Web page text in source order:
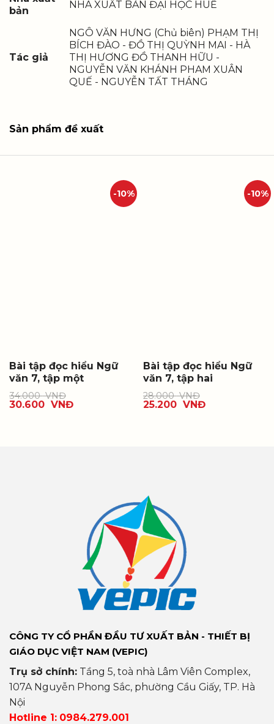
bản
NHÀ XUẤT BẢN ĐẠI HỌC HUẾ
Tác giả
NGÔ VĂN HƯNG (Chủ biên) PHẠM THỊ
BÍCH ĐÀO - ĐỒ THỊ QUỲNH MAI - HÀ
THỊ HƯƠNG ĐỒ THANH HỮU -
NGUYỄN VĂN KHÁNH PHAM XUÂN
QUẾ - NGUYỄN TẤT THÁNG
Sản phẩm đề xuất
-10%
Bài tập đọc hiểu Ngữ
văn 7, tập một
34.000VNĐ
30.600 VNĐ
-10%
Bài tập đọc hiểu Ngữ
văn 7, tập hai
28.000VNĐ
25.200 VNĐ
CÔNG TY CỔ PHẦN ĐẦU TƯ XUẤT BẢN - THIẾT BỊ
GIÁO DỤC VIỆT NAM (VEPIC)
Trụ sở chính: Tầng 5, toà nhà Lâm Viên Complex,
107A Nguyễn Phong Sắc, phường Cầu Giấy, TP. Hà
Nội
Hotline 1: 0984.279.001